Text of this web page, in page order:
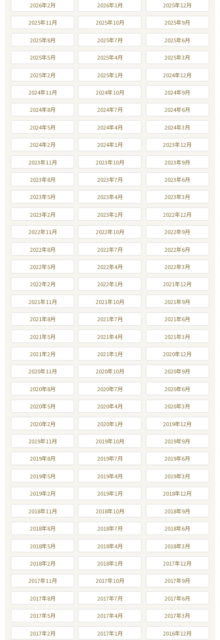
2026年2月 2026年1月 2025年12月
2025年11月 2025年10月 2025年9月
2025年8月 2025年7月 2025年6月
2025年5月 2025年4月 2025年3月
2025年2月 2025年1月 2024年12月
2024年11月 2024年10月 2024年9月
2024年8月 2024年7月 2024年6月
2024年5月 2024年4月 2024年3月
2024年2月 2024年1月 2023年12月
2023年11月 2023年10月 2023年9月
2023年8月 2023年7月 2023年6月
2023年5月 2023年4月 2023年3月
2023年2月 2023年1月 2022年12月
2022年11月 2022年10月 2022年9月
2022年8月 2022年7月 2022年6月
2022年5月 2022年4月 2022年3月
2022年2月 2022年1月 2021年12月
2021年11月 2021年10月 2021年9月
2021年8月 2021年7月 2021年6月
2021年5月 2021年4月 2021年3月
2021年2月 2021年1月 2020年12月
2020年11月 2020年10月 2020年9月
2020年8月 2020年7月 2020年6月
2020年5月 2020年4月 2020年3月
2020年2月 2020年1月 2019年12月
2019年11月 2019年10月 2019年9月
2019年8月 2019年7月 2019年6月
2019年5月 2019年4月 2019年3月
2019年2月 2019年1月 2018年12月
2018年11月 2018年10月 2018年9月
2018年8月 2018年7月 2018年6月
2018年5月 2018年4月 2018年3月
2018年2月 2018年1月 2017年12月
2017年11月 2017年10月 2017年9月
2017年8月 2017年7月 2017年6月
2017年5月 2017年4月 2017年3月
2017年2月 2017年1月 2016年12月